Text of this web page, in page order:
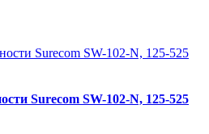
Surecom SW-102-N, 125-525